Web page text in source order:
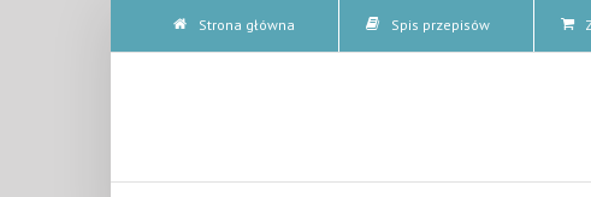
Strona główna Spis przepisów